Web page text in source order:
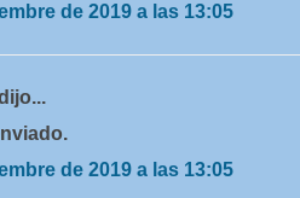
de 2019 a las 13:05
de 2019 a las 13:05